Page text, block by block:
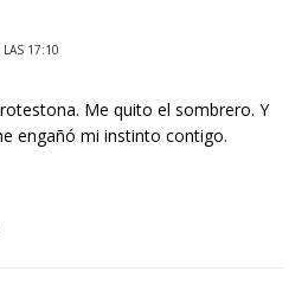
17:10
Me quito el sombrero. Y
engañó mi instinto contigo.